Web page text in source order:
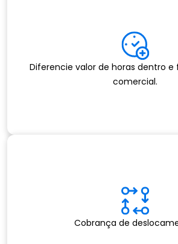
Diferencie valor de horas dentro e
comercial.
Cobrança de